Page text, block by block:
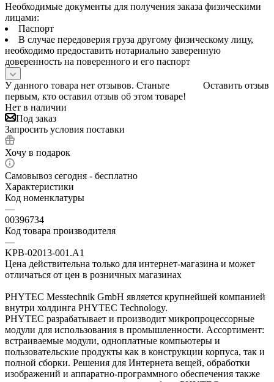
Необходимые документы для получения заказа физическими
лицами:
Паспорт
В случае передоверия груза другому физическому лицу,
необходимо предоставить нотариально заверенную
доверенность на поверенного и его паспорт
Оставить отзыв
У данного товара нет отзывов. Станьте
первым, кто оставил отзыв об этом товаре!
Нет в наличии
Под заказ
Запросить условия поставки
Хочу в подарок
Самовывоз сегодня - бесплатно
Характеристики
Код номенклатуры
—
00396734
Код товара производителя
—
KPB-02013-001.A1
Цена действительна только для интернет-магазина и может
отличаться от цен в розничных магазинах
PHYTEC Messtechnik GmbH является крупнейшей компанией
внутри холдинга PHYTEC Technology.
PHYTEC разрабатывает и производит микропроцессорные
модули для использования в промышленности. Ассортимент:
встраиваемые модули, одноплатные компьютеры и
пользовательские продукты как в конструкции корпуса, так и
полной сборки. Решения для Интернета вещей, обработки
изображений и аппаратно-программного обеспечения также